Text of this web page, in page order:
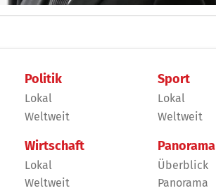
Politik
Lokal
Weltweit
Wirtschaft
Lokal
Weltweit
Sport
Lokal
Weltweit
Panorama
Überblick
Panorama